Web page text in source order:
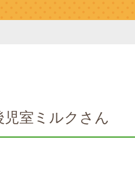
室ミルクさん